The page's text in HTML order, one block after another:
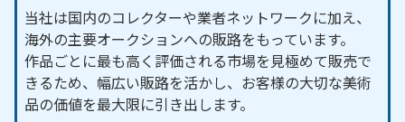
羽黒成海西／羽黒成海南／羽黒鉾添／羽黒安戸西／
羽黒安戸南／羽黒余町／橋爪／橋爪東／蓮池／八曽
／八反田／巾前／巾廻り／番前／東片草／東唐曽／
東北野／東桑原／東古券／東大円／平塚／笛田／富
士山／舟田／前田面／前並／前原／前原味鹿／前原
当社は国内のコレクターや業者ネットワークに加え、
海外の主要オークションへの販路をもっています。
作品ごとに最も高く評価される市場を見極めて販売で
きるため、幅広い販路を活かし、お客様の大切な美術
品の価値を最大限に引き出します。